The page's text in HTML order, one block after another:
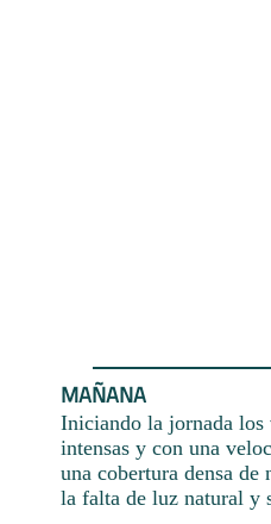
MAÑANA
Iniciando la jornada los
intensas y con una
una cobertura densa
la falta de luz natural y